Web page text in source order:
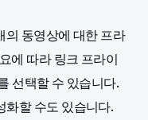
동영상에 대한 프라
에 따라 링크 프라이
선택할 수 있습니다.
할 수도 있습니다.